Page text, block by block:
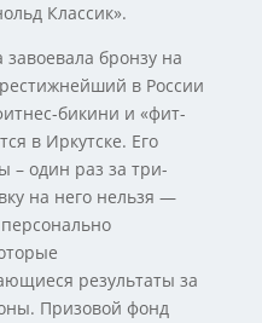
Классик».
бронзу на
в России
бикини и «фит-
в Иркутске. Его
– один раз за три-
на него нельзя —
результаты за
Призовой фонд